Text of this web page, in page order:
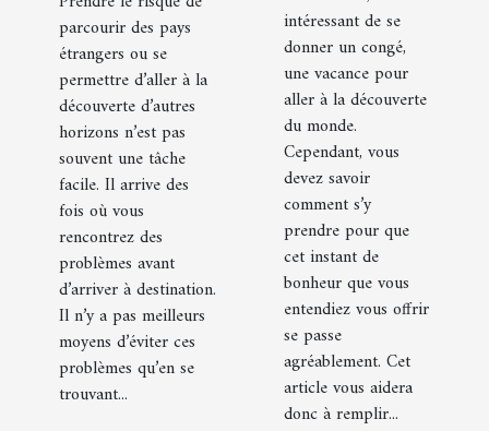
parcourir des pays
étrangers ou se
permettre d’aller à la
découverte d’autres
horizons n’est pas
souvent une tâche
facile. Il arrive des
fois où vous
rencontrez des
problèmes avant
d’arriver à destination.
Il n’y a pas meilleurs
moyens d’éviter ces
problèmes qu’en se
trouvant...
intéressant de se
donner un congé,
une vacance pour
aller à la découverte
du monde.
Cependant, vous
devez savoir
comment s’y
prendre pour que
cet instant de
bonheur que vous
entendiez vous offrir
se passe
agréablement. Cet
article vous aidera
donc à remplir...